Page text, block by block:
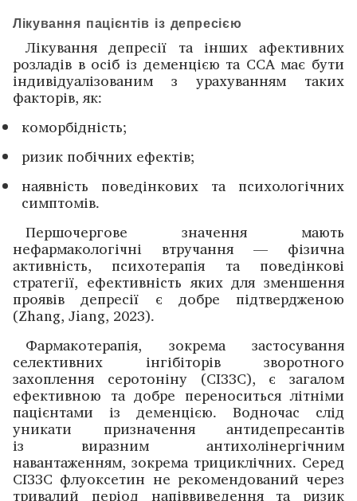
Лікування пацієнтів із депресією
Лікування депресії та інших афективних
розладів в осіб із деменцією та ССА має бути
індивідуалізованим з урахуванням таких
факторів, як:
коморбідність;
ризик побічних ефектів;
наявність поведінкових та психологічних
симптомів.
Першочергове значення мають
нефармакологічні втручання — фізична
активність, психотерапія та поведінкові
стратегії, ефективність яких для зменшення
проявів депресії є добре підтвер­дженою
(Zhang, Jiang, 2023).
Фармакотерапія, зокрема застосування
селективних інгібіторів зворотного
захоплення серотоніну (СІЗЗС), є загалом
ефективною та добре переноситься літніми
пацієнтами із деменцією. Водночас слід
уникати призначення антидепресантів
із виразним антихолінергічним
навантаженням, зокрема трициклічних. Серед
СІЗЗС флуоксетин не рекомендований через
тривалий період напіввиведення та ризик